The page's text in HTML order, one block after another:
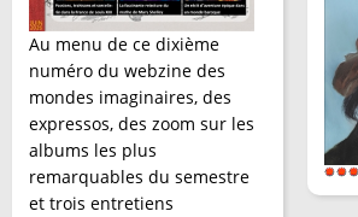
Au menu de ce dixième
numéro du webzine des
mondes imaginaires, des
expressos, des zoom sur les
albums les plus
remarquables du semestre
et trois entretiens